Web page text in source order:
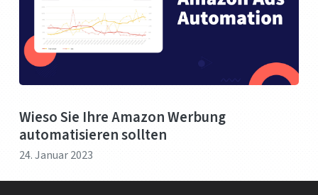
Wieso Sie Ihre Amazon Werbung
automatisieren sollten
24. Januar 2023